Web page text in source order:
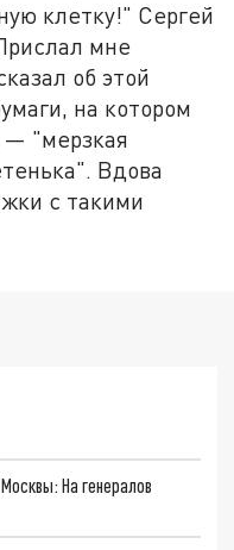
клетку!" Сергей
мне
об этой
на котором
— "мерзкая
Вдова
с такими
На генералов